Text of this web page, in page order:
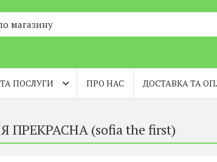
ПОСЛУГИ ПРО НАС ДОСТАВКА ТА
ПРЕКРАСНА (sofia the first)